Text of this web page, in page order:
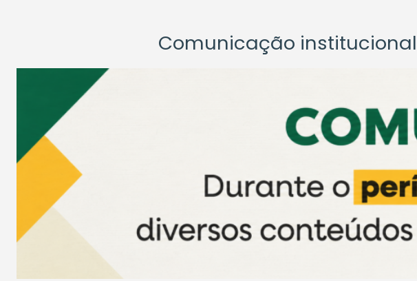
Comunicação